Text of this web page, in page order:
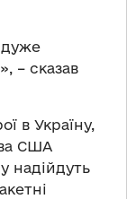
дуже
– сказав
в Україну,
США
надійдуть